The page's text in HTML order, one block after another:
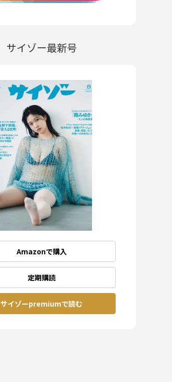
サイゾー最新号
Amazonで購入
定期購読
サイゾーpremiumで読む